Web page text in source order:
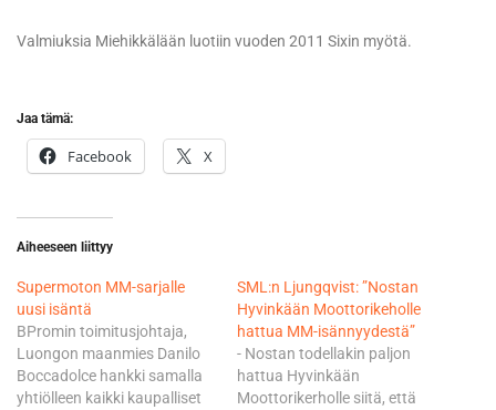
Valmiuksia Miehikkälään luotiin vuoden 2011 Sixin myötä.
Jaa tämä:
Facebook X
Aiheeseen liittyy
Supermoton MM-sarjalle
uusi isäntä
BPromin toimitusjohtaja,
Luongon maanmies Danilo
Boccadolce hankki samalla
yhtiölleen kaikki kaupalliset
SML:n Ljungqvist: ”Nostan
Hyvinkään Moottorikeholle
hattua MM-isännyydestä”
- Nostan todellakin paljon
hattua Hyvinkään
Moottorikerholle siitä, että